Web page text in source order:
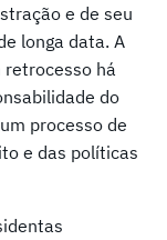
e de seu
longa data. A
retrocesso há
do
processo de
e das políticas